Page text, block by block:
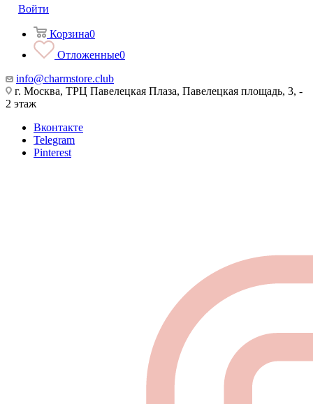
Войти
Корзина0
Отложенные0
info@charmstore.club
г. Москва, ТРЦ Павелецкая Плаза, Павелецкая площадь, 3, -
2 этаж
Вконтакте
Telegram
Pinterest